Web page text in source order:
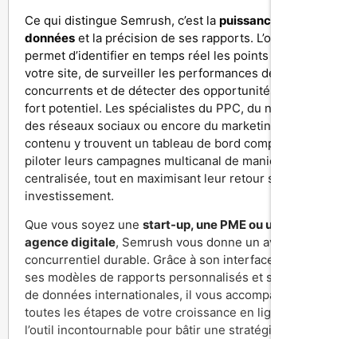
Ce qui distingue Semrush, c’est la puissance de ses
données et la précision de ses rapports. L’outil vous
permet d’identifier en temps réel les points faibles de
votre site, de surveiller les performances de vos
concurrents et de détecter des opportunités SEO à
fort potentiel. Les spécialistes du PPC, du netlinking,
des réseaux sociaux ou encore du marketing de
contenu y trouvent un tableau de bord complet pour
piloter leurs campagnes multicanal de manière
centralisée, tout en maximisant leur retour sur
investissement.
Que vous soyez une start-up, une PME ou une
agence digitale, Semrush vous donne un avantage
concurrentiel durable. Grâce à son interface intuitive,
ses modèles de rapports personnalisés et ses bases
de données internationales, il vous accompagne dans
toutes les étapes de votre croissance en ligne. C’est
l’outil incontournable pour bâtir une stratégie SEO